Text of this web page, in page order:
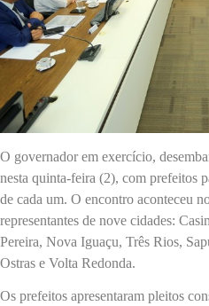
O governador em exercício,
nesta quinta-feira (2), com prefeitos
de cada um. O encontro aconteceu
representantes de nove cidades:
Pereira, Nova Iguaçu, Três Rios,
Ostras e Volta Redonda.
Os prefeitos apresentaram pleitos